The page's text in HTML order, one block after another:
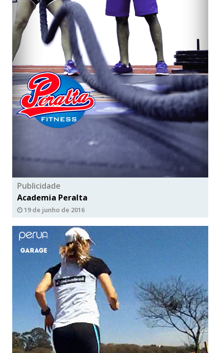
Publicidade
Academia Peralta
19 de junho de 2016